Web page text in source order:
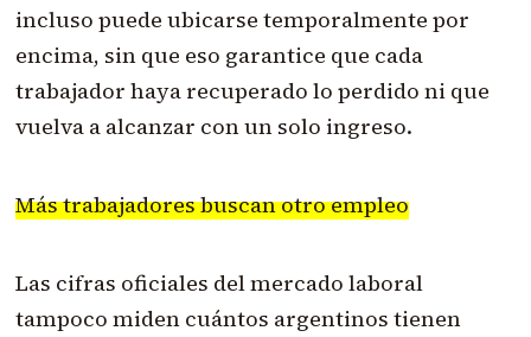
incluso puede ubicarse temporalmente por
encima, sin que eso garantice que cada
trabajador haya recuperado lo perdido ni que
vuelva a alcanzar con un solo ingreso.
Más trabajadores buscan otro empleo
Las cifras oficiales del mercado laboral
tampoco miden cuántos argentinos tienen